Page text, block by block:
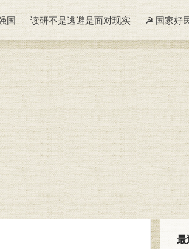
国 读研不是逃避是面对现实 ☭ 国家好
最